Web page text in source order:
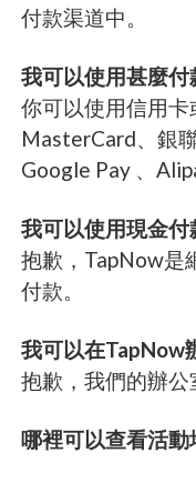
付款渠道中。
我可以使用甚麼付
你可以使用信用卡
MasterCard、銀
Google Pay 、
我可以使用現金付
抱歉，TapNow是
付款。
我可以在TapNow
抱歉，我們的辦公
哪裡可以查看活動